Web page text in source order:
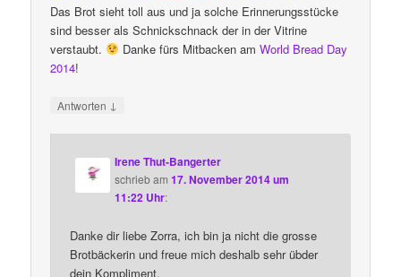
Das Brot sieht toll aus und ja solche Erinnerungsstücke
sind besser als Schnickschnack der in der Vitrine
verstaubt.
Danke fürs Mitbacken am World Bread Day
2014!
Antworten ↓
Irene Thut-Bangerter
schriebam17. November 2014 um
11:22 Uhr:
Danke dir liebe Zorra, ich bin ja nicht die grosse
Brotbäckerin und freue mich deshalb sehr übder
dein Kompliment.